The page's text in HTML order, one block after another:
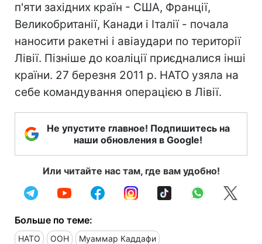
п'яти західних країн - США, Франції,
Великобританії, Канади і Італії - почала
наносити ракетні і авіаудари по території
Лівії. Пізніше до коаліції приєдналися інші
країни. 27 березня 2011 р. НАТО узяла на
себе командування операцією в Лівії.
Не упустите главное! Подпишитесь на
наши обновления в Google!
Или читайте нас там, где вам удобно!
Больше по теме:
НАТО ООН Муаммар Каддафи